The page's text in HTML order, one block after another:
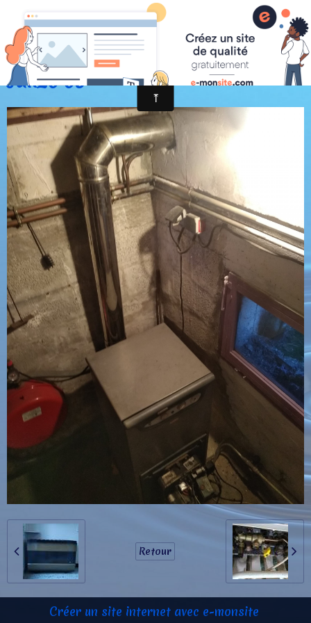
Jan20 03
Retour
Créer un site internet avec e-monsite